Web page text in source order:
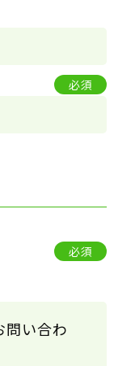
必須
必須
問い合わ